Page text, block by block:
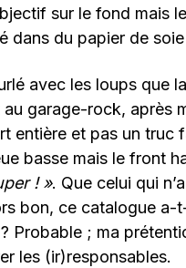
sur le fond mais
dans du papier de
avec les loups que
garage-rock, après
entière et pas un
basse mais le front
! ». Que celui qui
bon, ce catalogue
Probable ; ma
les (ir)responsables.